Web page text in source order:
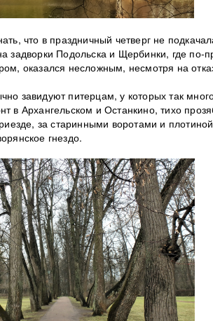
что в праздничный четверг не
задворки Подольска и Щербинки, где
оказался несложным, несмотря на
завидуют питерцам, у которых так
в Архангельском и Останкино, тихо
за старинными воротами и
гнездо.